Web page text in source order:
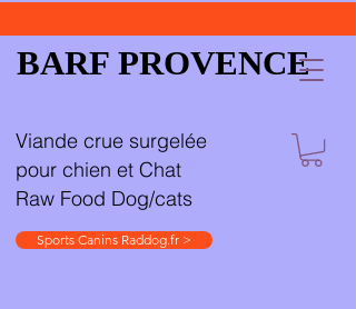
BARF PROVENCE
Viande crue surgelée
pour chien et Chat
Raw Food Dog/cats
Sports Canins Raddog.fr >